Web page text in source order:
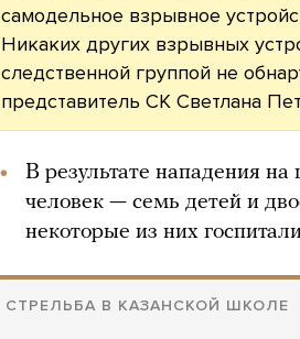
самодельное взрывное
Никаких других взрывных
следственной группой не
представитель СК Светлана
В результате нападения
человек — семь детей и
некоторые из них
СТРЕЛЬБА В КАЗАНСКОЙ ШКОЛЕ